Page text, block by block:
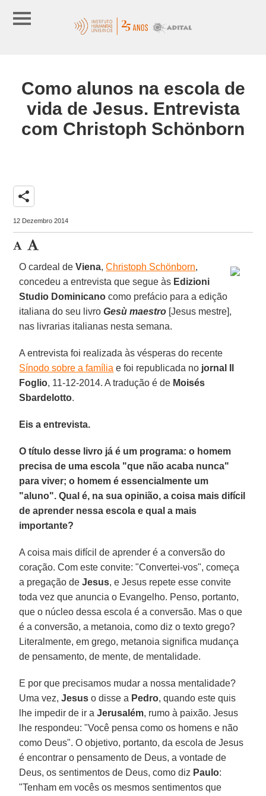
Como alunos na escola de
vida de Jesus. Entrevista
com Christoph Schönborn
share
12 Dezembro 2014
O cardeal deViena,Christoph Schönborn,
concedeu a entrevista que segue às Edizioni
Studio Dominicano como prefácio para a edição
italiana do seu livroGesù maestro [Jesus mestre],
nas livrarias italianas nesta semana.
A entrevista foi realizada às vésperas do recente
Sínodo sobre a família e foi republicada no jornal Il
Foglio, 11-12-2014. A tradução é de Moisés
Sbardelotto.
Eis a entrevista.
O título desse livro já é um programa: o homem
precisa de uma escola "que não acaba nunca"
para viver; o homem é essencialmente um
"aluno". Qual é, na sua opinião, a coisa mais difícil
de aprender nessa escola e qual a mais
importante?
A coisa mais difícil de aprender é a conversão do
coração. Com este convite: "Convertei-vos", começa
a pregação deJesus, e Jesus repete esse convite
toda vez que anuncia o Evangelho. Penso, portanto,
que o núcleo dessa escola é a conversão. Mas o que
é a conversão, a metanoia, como diz o texto grego?
Literalmente, em grego, metanoia significa mudança
de pensamento, de mente, de mentalidade.
E por que precisamos mudar a nossa mentalidade?
Uma vez,Jesus o disse a Pedro, quando este quis
lhe impedir de ir aJerusalém, rumo à paixão. Jesus
lhe respondeu: "Você pensa como os homens e não
como Deus". O objetivo, portanto, da escola de Jesus
é encontrar o pensamento de Deus, a vontade de
Deus, os sentimentos de Deus, como diz Paulo:
"Tenham em vocês os mesmos sentimentos que